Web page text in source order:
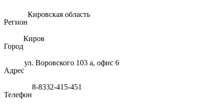
Регион
Кировская область
Город
Киров
Адрес
ул. Воровского 103 а, офис 6
Телефон
8-8332-415-451